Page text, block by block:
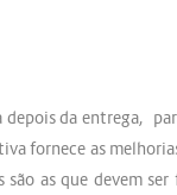
da entrega,
fornece as
as que devem ser